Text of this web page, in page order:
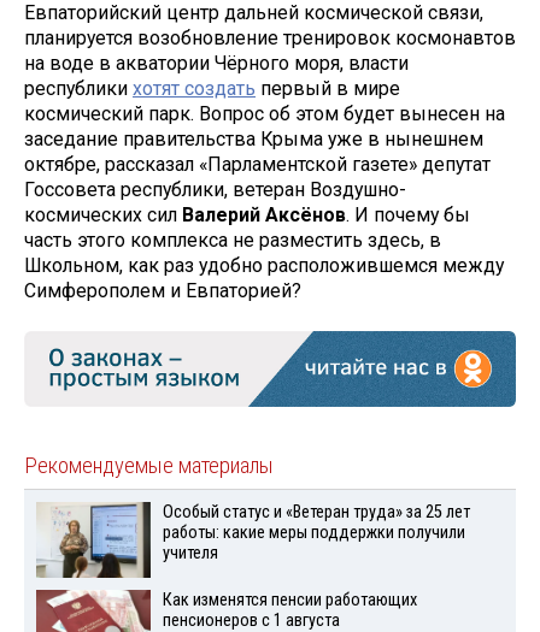
Евпаторийский центр дальней космической связи,
планируется возобновление тренировок космонавтов
на воде в акватории Чёрного моря, власти
республики хотят создать первый в мире
космический парк. Вопрос об этом будет вынесен на
заседание правительства Крыма уже в нынешнем
октябре, рассказал «Парламентской газете» депутат
Госсовета республики, ветеран Воздушно-
космических сил Валерий Аксёнов. И почему бы
часть этого комплекса не разместить здесь, в
Школьном, как раз удобно расположившемся между
Симферополем и Евпаторией?
Рекомендуемые материалы
Особый статус и «Ветеран труда» за 25 лет
работы: какие меры поддержки получили
учителя
Как изменятся пенсии работающих
пенсионеров с 1 августа